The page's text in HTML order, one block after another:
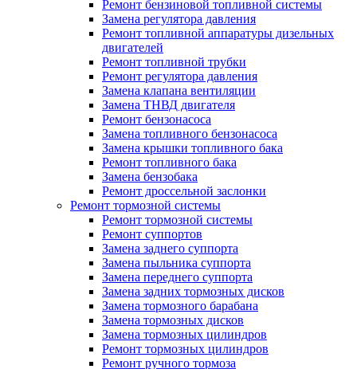
Ремонт бензиновой топливной системы
Замена регулятора давления
Ремонт топливной аппаратуры дизельных
двигателей
Ремонт топливной трубки
Ремонт регулятора давления
Замена клапана вентиляции
Замена ТНВД двигателя
Ремонт бензонасоса
Замена топливного бензонасоса
Замена крышки топливного бака
Ремонт топливного бака
Замена бензобака
Ремонт дроссельной заслонки
Ремонт тормозной системы
Ремонт тормозной системы
Ремонт суппортов
Замена заднего суппорта
Замена пыльника суппорта
Замена переднего суппорта
Замена задних тормозных дисков
Замена тормозного барабана
Замена тормозных дисков
Замена тормозных цилиндров
Ремонт тормозных цилиндров
Ремонт ручного тормоза